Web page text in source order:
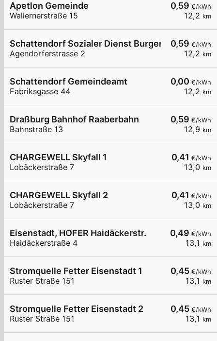
0,59 €/kWh
12,2 km
Apetlon Gemeinde
Wallernerstraße 15
0,59 €/kWh
12,2 km
Schattendorf Sozialer Dienst Burgenland (LIB)
Agendorferstrasse 2
0,00 €/kWh
12,2 km
Schattendorf Gemeindeamt
Fabriksgasse 44
0,59 €/kWh
12,9 km
Draßburg Bahnhof Raaberbahn
Bahnstraße 13
0,41 €/kWh
13,0 km
CHARGEWELL Skyfall 1
Lobäckerstraße 7
0,41 €/kWh
13,0 km
CHARGEWELL Skyfall 2
Lobäckerstraße 7
0,49 €/kWh
13,1 km
Eisenstadt, HOFER Haidäckerstr.
Haidäckerstraße 4
0,45 €/kWh
13,1 km
Stromquelle Fetter Eisenstadt 1
Ruster Straße 151
0,45 €/kWh
13,1 km
Stromquelle Fetter Eisenstadt 2
Ruster Straße 151